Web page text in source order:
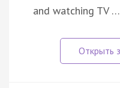
and watching TV …